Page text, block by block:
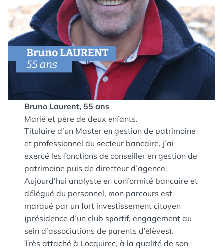
Bruno Laurent, 55 ans
Marié et père de deux enfants.
Titulaire d’un Master en gestion de patrimoine
et professionnel du secteur bancaire, j’ai
exercé les fonctions de conseiller en gestion de
patrimoine puis de directeur d’agence.
Aujourd’hui analyste en conformité bancaire et
délégué du personnel, mon parcours est
marqué par un fort investissement citoyen
(présidence d’un club sportif, engagement au
sein d’associations de parents d’élèves).
Très attaché à Locquirec, à la qualité de son